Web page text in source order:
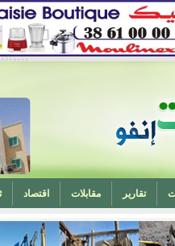
تقارير مقابلات اقتصاد
الميكانيكية من المغرب (تهنئة) ه